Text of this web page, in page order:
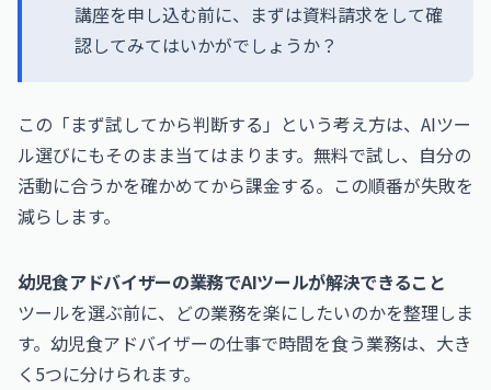
講座を申し込む前に、まずは資料請求をして確
認してみてはいかがでしょうか？
この「まず試してから判断する」という考え方は、AIツー
ル選びにもそのまま当てはまります。無料で試し、自分の
活動に合うかを確かめてから課金する。この順番が失敗を
減らします。
幼児食アドバイザーの業務でAIツールが解決できること
ツールを選ぶ前に、どの業務を楽にしたいのかを整理しま
す。幼児食アドバイザーの仕事で時間を食う業務は、大き
く5つに分けられます。